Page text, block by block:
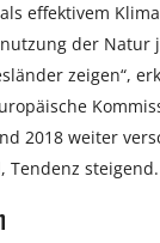
effektivem
der Natur
zeigen“,
2018 weiter
Tendenz steigend.